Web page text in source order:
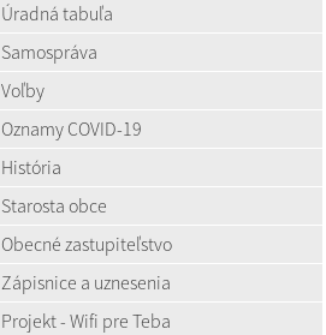
Úradná tabuľa
Samospráva
Voľby
Oznamy COVID-19
História
Starosta obce
Obecné zastupiteľstvo
Zápisnice a uznesenia
Projekt - Wifi pre Teba